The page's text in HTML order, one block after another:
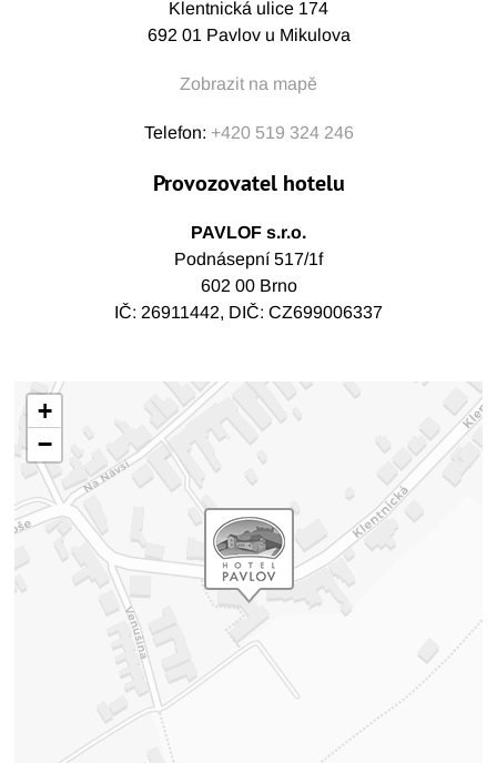
Klentnická ulice 174
692 01 Pavlov u Mikulova
Zobrazit na mapě
Telefon: +420 519 324 246
Provozovatel hotelu
PAVLOF s.r.o.
Podnásepní 517/1f
602 00 Brno
IČ: 26911442, DIČ: CZ699006337
+
−